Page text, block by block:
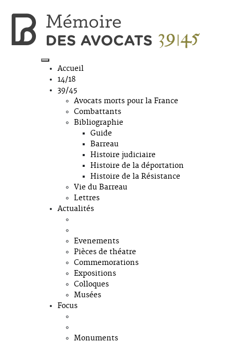
Accueil
14/18
39/45
Avocats morts pour la France
Combattants
Bibliographie
Guide
Barreau
Histoire judiciaire
Histoire de la déportation
Histoire de la Résistance
Vie du Barreau
Lettres
Actualités
Evenements
Pièces de théatre
Commemorations
Expositions
Colloques
Musées
Focus
Monuments